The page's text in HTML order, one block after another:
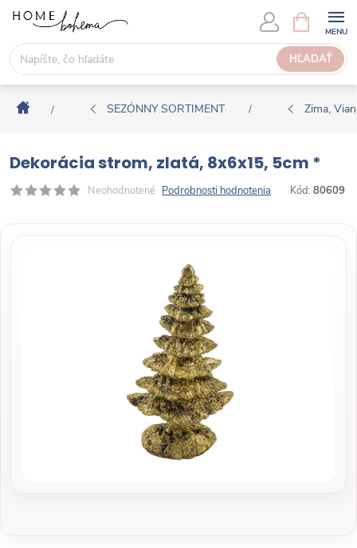
s
HĽADAŤ
Á
K
U
P
N
O
Í
Domov
/ SEZÓNNY SORTIMENT / Zima,
Dekorácia strom, zlatá, 8x6x15, 5cm *
Neohodnotené Podrobnosti hodnotenia Kód: 80609